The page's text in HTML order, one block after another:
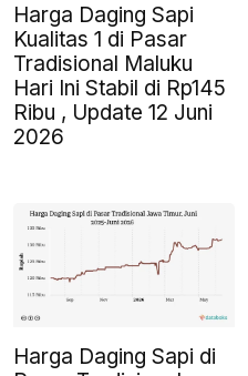
Harga Daging Sapi
Kualitas 1 di Pasar
Tradisional Maluku
Hari Ini Stabil di Rp145
Ribu , Update 12 Juni
2026
Harga Daging Sapi di